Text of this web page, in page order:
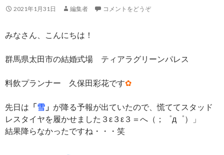
2021年1月31日 編集者 コメントをどうぞ
みなさん、こんにちは！
群馬県太田市の結婚式場 ティアラグリーンパレス
料飲プランナー 久保田彩花です✿
先日は 「雪 」 が降る予報が出ていたので、慌ててスタッド
レスタイヤを履かせました３ε３ε３＝へ（；゜д゜）」
結果降らなかったですね・・・笑